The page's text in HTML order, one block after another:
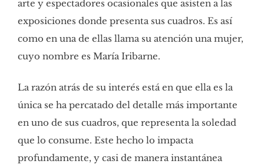
arte y espectadores ocasionales que asisten a las
exposiciones donde presenta sus cuadros. Es así
como en una de ellas llama su atención una mujer,
cuyo nombre es María Iribarne.
La razón atrás de su interés está en que ella es la
única se ha percatado del detalle más importante
en uno de sus cuadros, que representa la soledad
que lo consume. Este hecho lo impacta
profundamente, y casi de manera instantánea